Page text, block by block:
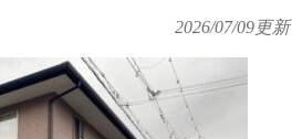
2026/07/09更新